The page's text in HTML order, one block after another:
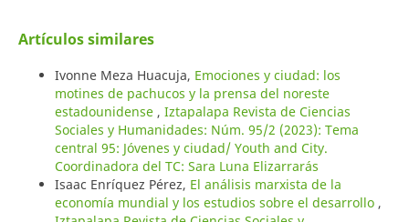
Artículos similares
Ivonne Meza Huacuja, Emociones y ciudad: los
motines de pachucos y la prensa del noreste
estadounidense , Iztapalapa Revista de Ciencias
Sociales y Humanidades: Núm. 95/2 (2023): Tema
central 95: Jóvenes y ciudad/ Youth and City.
Coordinadora del TC: Sara Luna Elizarrarás
Isaac Enríquez Pérez, El análisis marxista de la
economía mundial y los estudios sobre el desarrollo ,